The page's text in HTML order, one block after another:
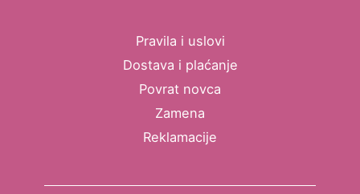
Pravila i uslovi
Dostava i plaćanje
Povrat novca
Zamena
Reklamacije